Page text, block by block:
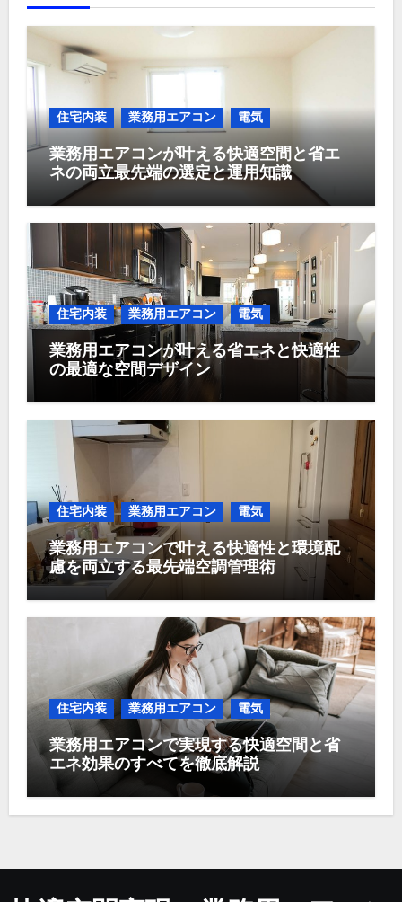
住宅内装 業務用エアコン 電気
業務用エアコンが叶える快適空間と省エ
ネの両立最先端の選定と運用知識
住宅内装 業務用エアコン 電気
業務用エアコンが叶える省エネと快適性
の最適な空間デザイン
住宅内装 業務用エアコン 電気
業務用エアコンで叶える快適性と環境配
慮を両立する最先端空調管理術
住宅内装 業務用エアコン 電気
業務用エアコンで実現する快適空間と省
エネ効果のすべてを徹底解説